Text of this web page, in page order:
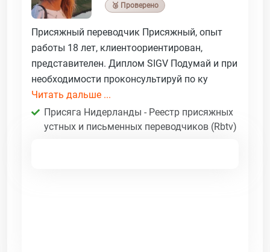
🥉 Проверено
Присяжный переводчик Присяжный, опыт
работы 18 лет, клиентоориентирован,
представителен. Диплом SIGV Подумай и при
необходимости проконсультируй по ку
Читать дальше ...
Присяга Нидерланды - Реестр присяжных
устных и письменных переводчиков (Rbtv)